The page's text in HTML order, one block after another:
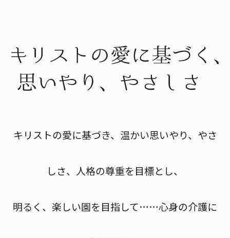
キリストの愛に基づき、温かい思いやり、やさ
しさ、人格の尊重を目標とし、
明るく、楽しい園を目指して……心身の介護に